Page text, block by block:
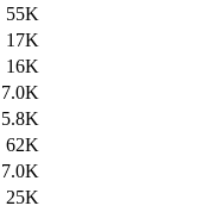
55K
17K
16K
7.0K
5.8K
62K
7.0K
25K